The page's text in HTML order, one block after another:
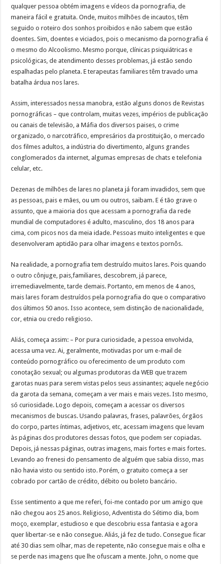
qualquer pessoa obtém imagens e vídeos da pornografia, de
maneira fácil e gratuita. Onde, muitos milhões de incautos, têm
seguido o roteiro dos sonhos proibidos e não sabem que estão
doentes. Sim, doentes e viciados, pois o mecanismo da pornografia é
o mesmo do Alcoolismo. Mesmo porque, clínicas psiquiátricas e
psicológicas, de atendimento desses problemas, já estão sendo
espalhadas pelo planeta. E terapeutas familiares têm travado uma
batalha árdua nos lares.
Assim, interessados nessa manobra, estão alguns donos de Revistas
pornográficas – que controlam, muitas vezes, impérios de publicação
ou canais de televisão, a Máfia dos diversos paises, o crime
organizado, o narcotráfico, empresários da prostituição, o mercado
dos filmes adultos, a indústria do divertimento, alguns grandes
conglomerados da internet, algumas empresas de chats e telefonia
celular, etc.
Dezenas de milhões de lares no planeta já foram invadidos, sem que
as pessoas, pais e mães, ou um ou outros, saibam. E é tão grave o
assunto, que a maioria dos que acessam a pornografia da rede
mundial de computadores é adulto, masculino, dos 18 anos para
cima, com picos nos da meia idade. Pessoas muito inteligentes e que
desenvolveram aptidão para olhar imagens e textos pornôs.
Na realidade, a pornografia tem destruído muitos lares. Pois quando
o outro cônjuge, pais,familiares, descobrem, já parece,
irremediavelmente, tarde demais. Portanto, em menos de 4 anos,
mais lares foram destruídos pela pornografia do que o comparativo
dos últimos 50 anos. Isso acontece, sem distinção de nacionalidade,
cor, etnia ou credo religioso.
Aliás, começa assim: – Por pura curiosidade, a pessoa envolvida,
acessa uma vez. Ai, geralmente, motivadas por um e-mail de
conteúdo pornográfico ou oferecimento de um produto com
conotação sexual; ou algumas produtoras da WEB que trazem
garotas nuas para serem vistas pelos seus assinantes; aquele negócio
da garota da semana, começam a ver mais e mais vezes. Isto mesmo,
só curiosidade. Logo depois, começam a acessar os diversos
mecanismos de buscas. Usando palavras, frases, palavrões, órgãos
do corpo, partes íntimas, adjetivos, etc, acessam imagens que levam
às páginas dos produtores dessas fotos, que podem ser copiadas.
Depois, já nessas páginas, outras imagens, mais fortes e mais fortes.
Levando ao frenesi do pensamento de alguém que sabia disso, mas
não havia visto ou sentido isto. Porém, o gratuito começa a ser
cobrado por cartão de crédito, débito ou boleto bancário.
Esse sentimento a que me referi, foi-me contado por um amigo que
não chegou aos 25 anos. Religioso, Adventista do Sétimo dia, bom
moço, exemplar, estudioso e que descobriu essa fantasia e agora
quer libertar-se e não consegue. Aliás, já fez de tudo. Consegue ficar
até 30 dias sem olhar, mas de repetente, não consegue mais e olha e
se perde nas imagens que lhe ofuscam a mente. John, o nome que